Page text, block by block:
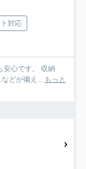
対応
安心です。 収納
どが備え... もっと